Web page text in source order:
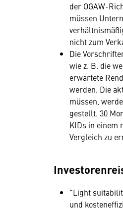
der OGAW-
müssen
nicht zum
Die
wie z. B. die
erwartete
werden. Die
müssen,
gestellt. 30
KIDs in einem
Vergleich zu
"Light
und